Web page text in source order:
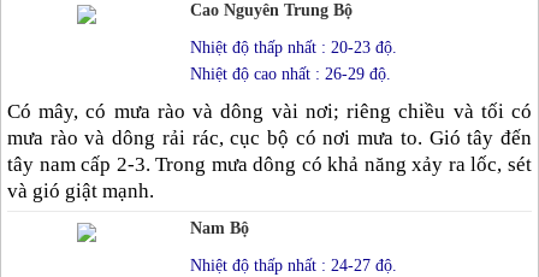
Cao Nguyên Trung Bộ
Nhiệt độ thấp nhất : 20-23 độ.
Nhiệt độ cao nhất : 26-29 độ.
Có mây, có mưa rào và dông vài nơi; riêng chiều và tối có
mưa rào và dông rải rác, cục bộ có nơi mưa to. Gió tây đến
tây nam cấp 2-3. Trong mưa dông có khả năng xảy ra lốc, sét
và gió giật mạnh.
Nam Bộ
Nhiệt độ thấp nhất : 24-27 độ.